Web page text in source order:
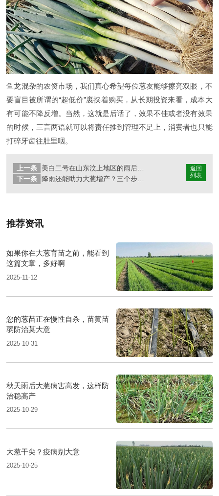
鱼龙混杂的农资市场，我们真心希望每位葱友能够擦亮双眼，不
要盲目被所谓的“超低价”裹挟着购买，从长期投资来看，成本大
有可能不降反增。当然，这就是后话了，效果不佳或者没有效果
的时候，三言两语就可以将责任推到管理不足上，消费者也只能
打碎牙齿往肚里咽。
返回
列表
上一条
下一条
推荐资讯
如果你在大葱育苗之前，能看到
这篇文章，多好啊
2025-11-12
您的葱苗正在慢性自杀，苗黄苗
弱防治莫大意
2025-10-31
秋天雨后大葱病害高发，这样防
治稳高产
2025-10-29
大葱干尖？疫病别大意
2025-10-25